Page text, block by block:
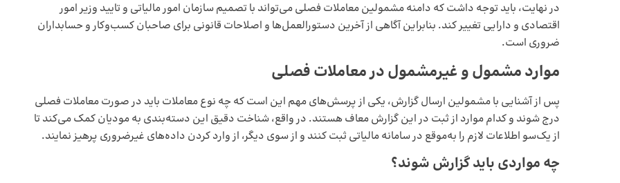
در نهایت، باید توجه داشت که دامنه مشمولین معاملات فصلی می‌تواند با تصمیم سازمان امور مالیاتی و تایید وزیر امور
اقتصادی و دارایی تغییر کند. بنابراین آگاهی از آخرین دستورالعمل‌ها و اصلاحات قانونی برای صاحبان کسب‌وکار و حسابداران
ضروری است.
موارد مشمول و غیرمشمول در معاملات فصلی
پس از آشنایی با مشمولین ارسال گزارش، یکی از پرسش‌های مهم این است که چه نوع معاملات باید در صورت معاملات فصلی
درج شوند و کدام موارد از ثبت در این گزارش معاف هستند. در واقع، شناخت دقیق این دسته‌بندی به مودیان کمک می‌کند تا
از یک‌سو اطلاعات لازم را به‌موقع در سامانه مالیاتی ثبت کنند و از سوی دیگر، از وارد کردن داده‌های غیرضروری پرهیز نمایند.
چه مواردی باید گزارش شوند؟